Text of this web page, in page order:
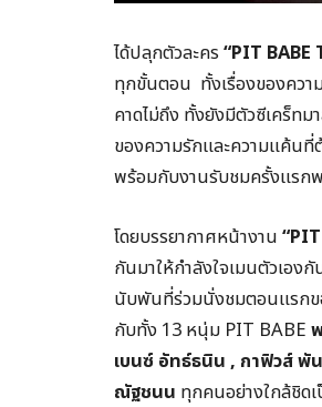
ได้ปลุกตัวละคร “PIT BABE
ทุกขั้นตอน ทั้งเรื่องของควา
คาดไม่ถึง ทั้งยังมีตัวซีเคร็ท
ของความรักและความแค้น
พร้อมกับงานรับชมครั้งแรก
โดยบรรยากาศหน้างาน “
กันมาให้กำลังใจเมนตัวเอ
นับพันที่ร่วมนั่งชมตอนแรกข
กับทั้ง 13 หนุ่ม PIT BABE
เบนซ์ อัทธ์ธนิน , กาฟิวส์ พั
ณัฐชนน ทุกคนอย่างใกล้ชิด